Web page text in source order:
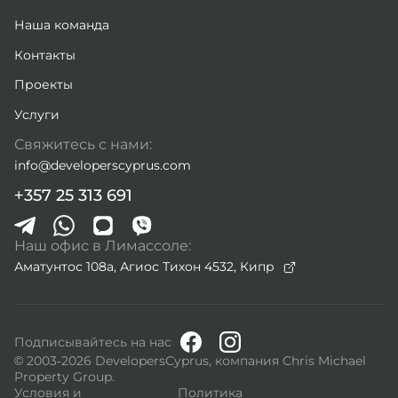
Наша команда
Контакты
Проекты
Услуги
Свяжитесь с нами:
info@developerscyprus.com
+357 25 313 691
Наш офис в Лимассоле:
Аматунтос 108а, Агиос Тихон 4532, Кипр
Подписывайтесь на нас
© 2003-2026 DevelopersCyprus, компания Chris Michael
Property Group.
Условия и
Политика